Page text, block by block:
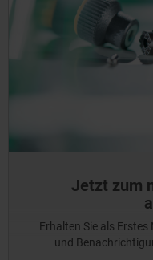
Jetzt zum
Erhalten Sie als
und